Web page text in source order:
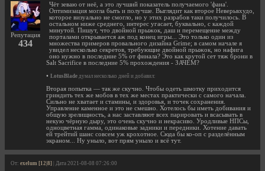
Репутация
434
Чёт зеваю от неё, а это лучший показатель получаемого 'фана'.
Оптимизация могла быть и получше. Выглядит как второе Неверьвхудо,
которое визуально не смогло, но у этих разрабов таки получилось. В
остальном ниже среднего, интерес угасает, буквально, с каждой
минутой. Пишут, что двойной прыжок, даш и перемещение между
порталами открывается аж под конец игры... Это только один из
множества примеров провального дизайна Grime; в самом начале я
увидел несколько секретов, требующие двойной прыжок, но нафига
оно нужно в последние 5% от финала? Это как крутой сет тяж брони в
Salt Sacrifice в последние 5% прохождения - ЗАЧЕМ?
• LotusBlade думал несколько дней и добавил:
Вторая попытка — так же скучно. Чтобы одеть шмотку приходится
гриндить тех же мобов в тех же местах практически с самого начала.
Сильно не хватает и стамины, и здоровья, и точек сохранения.
Управление каменное и это не смешно. Хотелось бы иметь добивания и
общую зрелищность, а нас заставляют всех парировать и всасывать в
некую чёрную дыру, это очень скучно и некрасиво. Уродливые НПСы,
одноцветная гамма, одинаковые задники и передники. Хотение давать
ей трейтий шанс совсем уж крохотное. Сюда бы ко-оп с разделённым
экраном... Ну уныло, вот прям уныло и всё тут.
От: exelum [12|8] | Дата 2021-08-08 07:26:00